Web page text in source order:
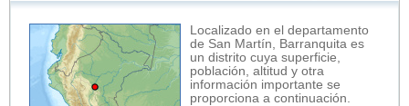
Localizado en el departamento
de San Martín, Barranquita es
un distrito cuya superficie,
población, altitud y otra
información importante se
proporciona a continuación.